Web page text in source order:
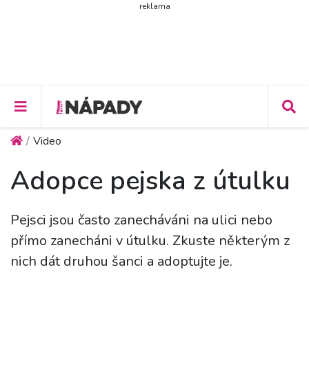
reklama
Video
Adopce pejska z útulku
Pejsci jsou často zanecháváni na ulici nebo
přímo zanecháni v útulku. Zkuste některým z
nich dát druhou šanci a adoptujte je.